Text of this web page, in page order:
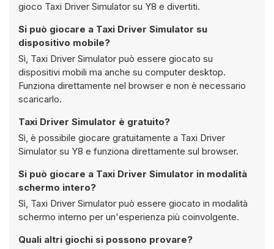
gioco Taxi Driver Simulator su Y8 e divertiti.
Si può giocare a Taxi Driver Simulator su
dispositivo mobile?
Sì, Taxi Driver Simulator può essere giocato su
dispositivi mobili ma anche su computer desktop.
Funziona direttamente nel browser e non è necessario
scaricarlo.
Taxi Driver Simulator è gratuito?
Sì, è possibile giocare gratuitamente a Taxi Driver
Simulator su Y8 e funziona direttamente sul browser.
Si può giocare a Taxi Driver Simulator in modalità
schermo intero?
Sì, Taxi Driver Simulator può essere giocato in modalità
schermo interno per un'esperienza più coinvolgente.
Quali altri giochi si possono provare?